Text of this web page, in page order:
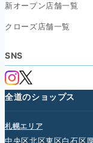
新オープン店舗一覧
クローズ店舗一覧
SNS
全道のショップス
札幌エリア
中央区北区東区白石区